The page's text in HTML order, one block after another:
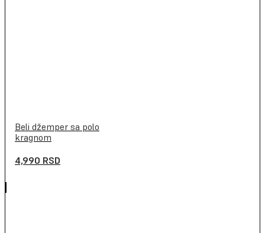
Beli džemper sa polo
kragnom
4,990 RSD